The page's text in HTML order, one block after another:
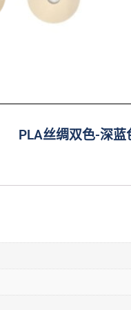
PLA丝绸双色-深